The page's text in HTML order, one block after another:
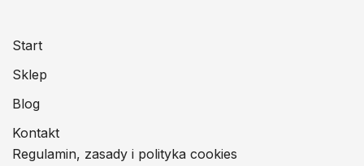
Start
Sklep
Blog
Kontakt
Regulamin, zasady i polityka cookies